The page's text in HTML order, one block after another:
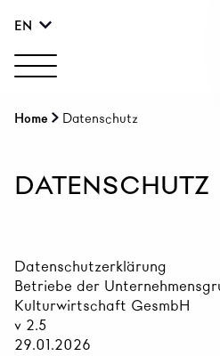
EN
Home Datenschutz
DATENSCHUTZ
Datenschutzerklärung
Betriebe der
Kulturwirtschaft GesmbH
v 2.5
29.01.2026